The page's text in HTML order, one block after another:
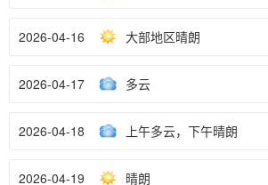
2026-04-16 大部地区晴朗
2026-04-17 多云
2026-04-18 上午多云，下午晴朗
2026-04-19 晴朗